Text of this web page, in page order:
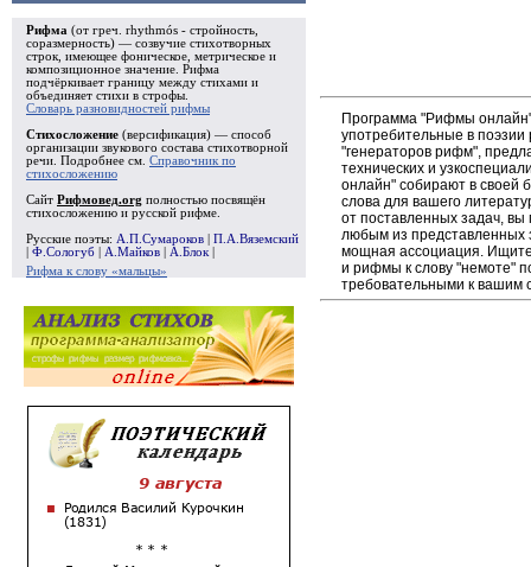
Рифма (от греч. rhythmós - стройность,
соразмерность) — созвучие стихотворных
строк, имеющее фоническое, метрическое и
композиционное значение. Рифма
подчёркивает границу между стихами и
объединяет стихи в строфы
Словарь разновидностей рифмы
Стихосложение (версификация) — способ
организации звукового состава стихотворной
речи. Подробнее см. Справочник по
стихосложению
Сайт Рифмовед.org полностью посвящён
стихосложению и русской рифме.
Русские поэты: А.П.Сумароков
П.А.Вяземский
Ф.Сологуб А.Майков А.Блок
Рифма к слову «мальцы»
Программа "Рифмы
употребительные в
"генераторов рифм",
технических и
онлайн" собирают в своей
слова для вашего
от поставленных задач,
любым из
мощная ассоциация. Ищите
и рифмы к слову "немоте"
требовательными к вашим